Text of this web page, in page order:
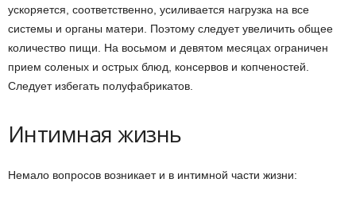
ускоряется, соответственно, усиливается нагрузка на все
системы и органы матери. Поэтому следует увеличить общее
количество пищи. На восьмом и девятом месяцах ограничен
прием соленых и острых блюд, консервов и копченостей.
Следует избегать полуфабрикатов.
Интимная жизнь
Немало вопросов возникает и в интимной части жизни: